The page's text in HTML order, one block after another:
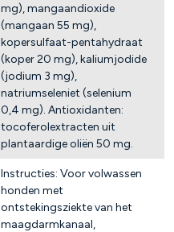
mg), mangaandioxide
(mangaan 55 mg),
kopersulfaat-pentahydraat
(koper 20 mg), kaliumjodide
(jodium 3 mg),
natriumseleniet (selenium
0,4 mg). Antioxidanten:
tocoferolextracten uit
plantaardige oliën 50 mg.
Instructies: Voor volwassen
honden met
ontstekingsziekte van het
maagdarmkanaal,